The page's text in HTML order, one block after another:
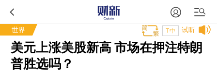
世界 试听
T中
美元上涨美股新高 市场在押注特朗
普胜选吗？